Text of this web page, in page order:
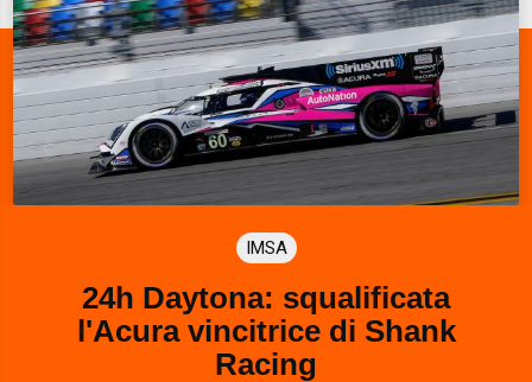
IMSA
24h Daytona: squalificata
l'Acura vincitrice di Shank
Racing